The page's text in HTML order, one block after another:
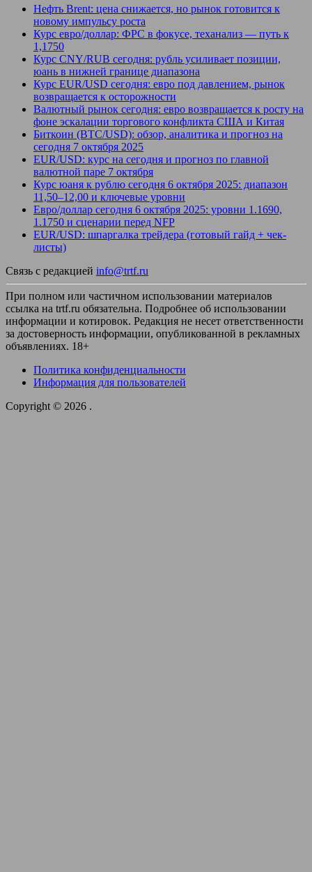
Нефть Brent: цена снижается, но рынок готовится к
новому импульсу роста
Курс евро/доллар: ФРС в фокусе, теханализ — путь к
1,1750
Курс CNY/RUB сегодня: рубль усиливает позиции,
юань в нижней границе диапазона
Курс EUR/USD сегодня: евро под давлением, рынок
возвращается к осторожности
Валютный рынок сегодня: евро возвращается к росту на
фоне эскалации торгового конфликта США и Китая
Биткоин (BTC/USD): обзор, аналитика и прогноз на
сегодня 7 октября 2025
EUR/USD: курс на сегодня и прогноз по главной
валютной паре 7 октября
Курс юаня к рублю сегодня 6 октября 2025: диапазон
11,50–12,00 и ключевые уровни
Евро/доллар сегодня 6 октября 2025: уровни 1.1690,
1.1750 и сценарии перед NFP
EUR/USD: шпаргалка трейдера (готовый гайд + чек-
листы)
Связь с редакцией info@trtf.ru
При полном или частичном использовании материалов
ссылка на trtf.ru обязательна. Подробнее об использовании
информации и котировок. Редакция не несет ответственности
за достоверность информации, опубликованной в рекламных
объявлениях. 18+
Политика конфиденциальности
Информация для пользователей
Copyright © 2026 .